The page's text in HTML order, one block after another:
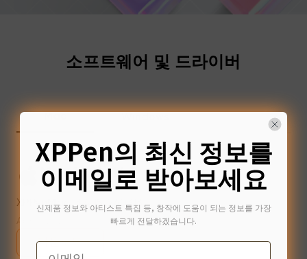
이메일은 요청한 콘텐츠 발송에만 사용됩니다
소프트웨어 및 드라이버
Mac 10.12~14.2
XPPenMac_3.4.15_240313
다운로드
XPPen의 최신 정보를
이메일로 받아보세요
신제품 정보와 아티스트 특집 등, 창작에 도움이 되는 정보를 가장
빠르게 전달하겠습니다.
Email